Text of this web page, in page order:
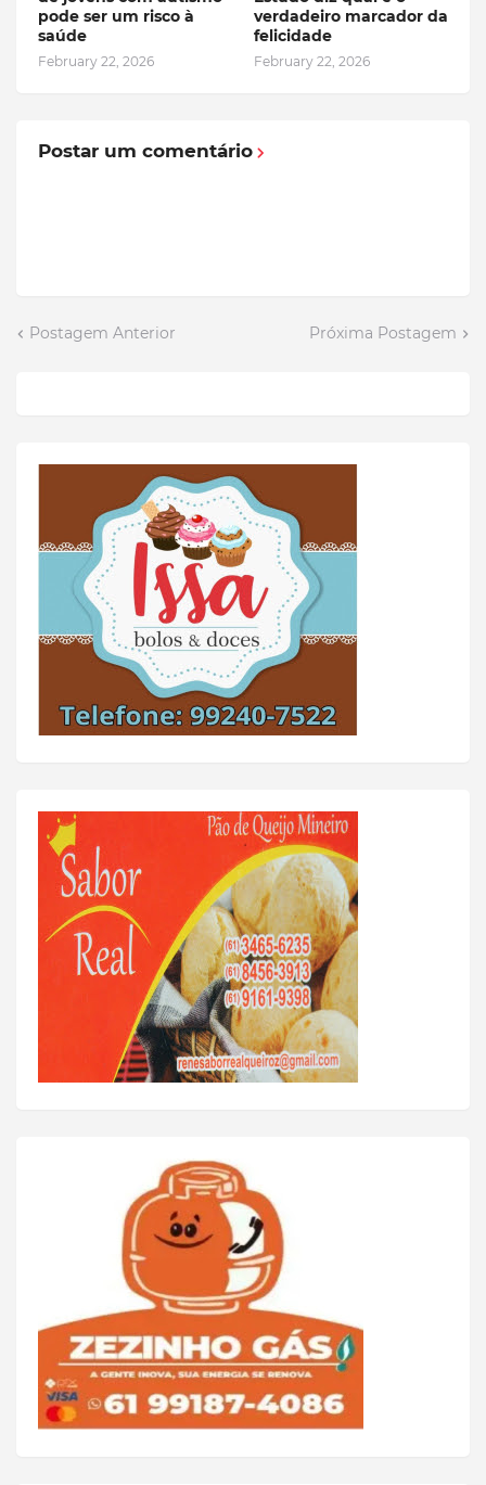
pode ser um risco à
saúde
February 22, 2026
verdadeiro marcador da
felicidade
February 22, 2026
Postar um comentário
Postagem Anterior Próxima Postagem